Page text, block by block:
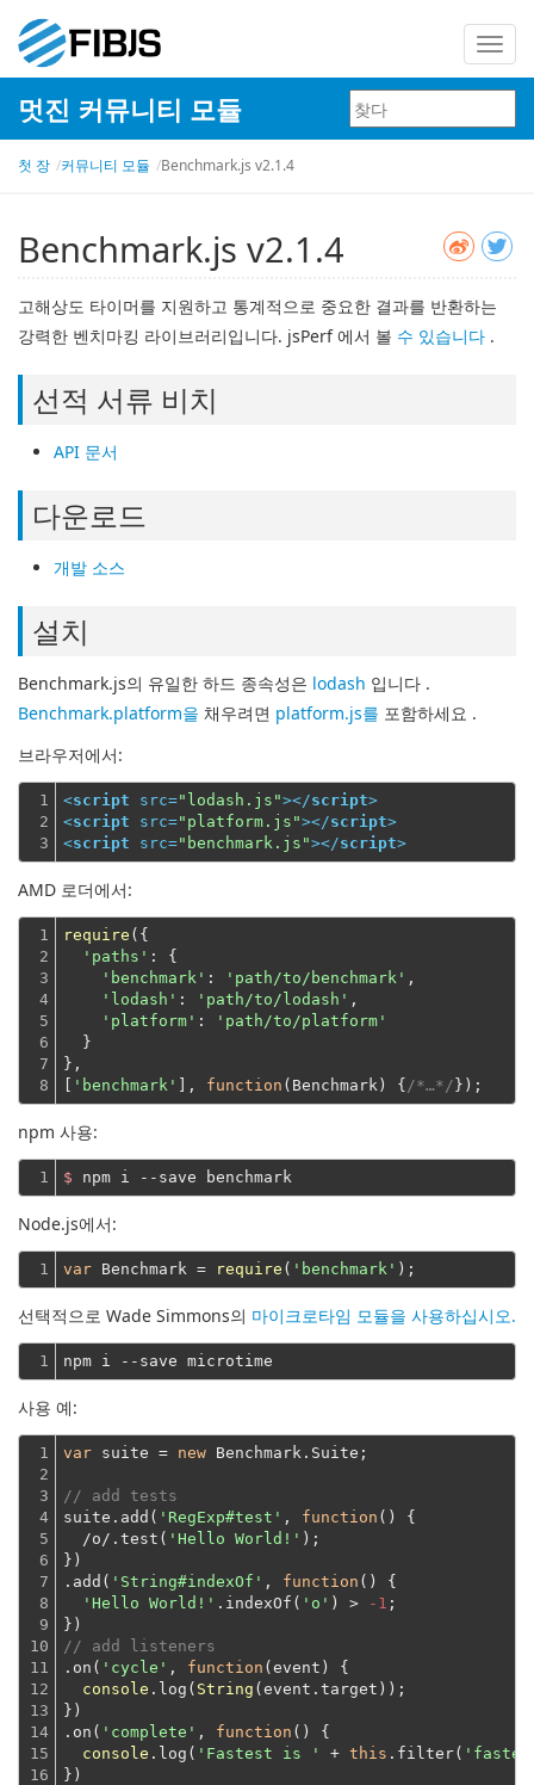
탐
색
환
멋진 커뮤니티 모듈
첫 장 커뮤니티 모듈 Benchmark.js v2.1.4
Benchmark.js v2.1.4
고해상도 타이머를 지원하고 통계적으로 중요한 결과를 반환하는
강력한 벤치마킹 라이브러리입니다. jsPerf 에서 볼 수 있습니다 .
선적 서류 비치
API 문서
다운로드
개발 소스
설치
Benchmark.js의 유일한 하드 종속성은 lodash 입니다 .
Benchmark.platform을 채우려면 platform.js를 포함하세요 .
브라우저에서:
1
2
3
<script src="lodash.js"></script>
<script src="platform.js"></script>
<script src="benchmark.js"></script>
AMD 로더에서:
1
2
3
4
5
6
7
8
require ({
'paths' : {
'benchmark' : 'path/to/benchmark' ,
'lodash' : 'path/to/lodash' ,
'platform' :
'path/to/platform'
  }
},
'benchmark' ], function ( Benchmark ) { /*…*/
npm 사용:
1 $ npm i --save benchmark
Node.js에서:
1 var Benchmark = require ( 'benchmark'
선택적으로 Wade Simmons의 마이크로타임 모듈을 사용하십시오.
1
사용 예:
1
2
3
4
5
6
7
8
9
10
11
12
13
14
15
16
var suite = new Benchmark.Suite;
// add tests
suite.add( 'RegExp#test' , function ( ) {
  /o/.test(
'Hello World!' );
})
.add( 'String#indexOf' , function ( ) {
'Hello World!' .indexOf( 'o' ) > -1 ;
})
// add listeners
.on( 'cycle' , function ( event ) {
console .log( String (event.target));
})
.on( 'complete' , function ( ) {
console .log( 'Fastest is ' + this .filter(
})